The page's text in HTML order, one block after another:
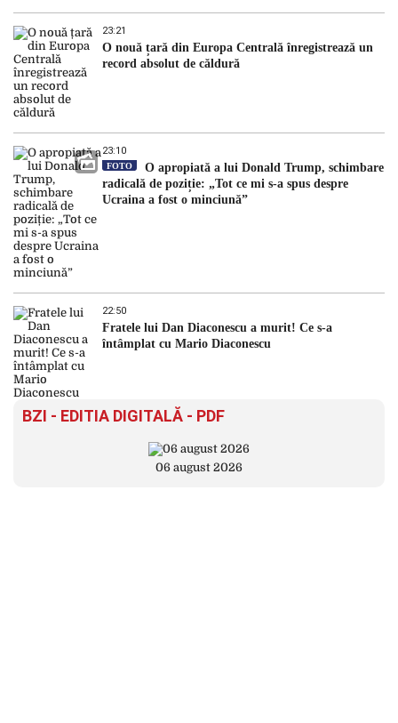
23:21
O nouă țară din Europa Centrală înregistrează un
record absolut de căldură
23:10
FOTO
O apropiată a lui Donald Trump, schimbare
radicală de poziție: „Tot ce mi s-a spus despre
Ucraina a fost o minciună”
22:50
Fratele lui Dan Diaconescu a murit! Ce s-a
întâmplat cu Mario Diaconescu
BZI - EDITIA DIGITALĂ - PDF
06 august 2026